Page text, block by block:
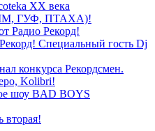
XX века
ГУФ, ПТАХА)!
Радио Рекорд!
Специальный гость Dj
конкурса Рекордсмен.
Kolibri!
шоу BAD BOYS
вторая!